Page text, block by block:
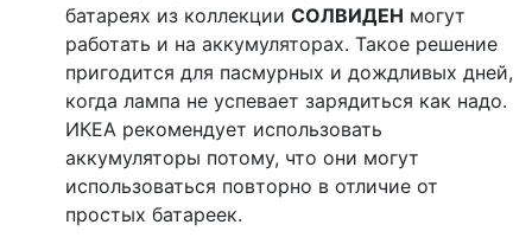
батареях из коллекции СОЛВИДЕН могут
работать и на аккумуляторах. Такое решение
пригодится для пасмурных и дождливых дней,
когда лампа не успевает зарядиться как надо.
ИКЕА рекомендует использовать
аккумуляторы потому, что они могут
использоваться повторно в отличие от
простых батареек.